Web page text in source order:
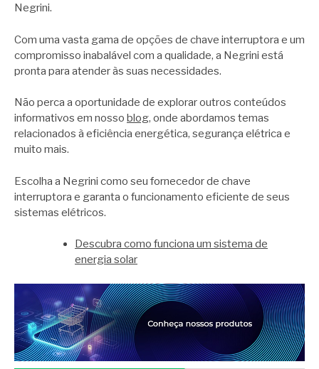
Negrini.
Com uma vasta gama de opções de chave interruptora e um
compromisso inabalável com a qualidade, a Negrini está
pronta para atender às suas necessidades.
Não perca a oportunidade de explorar outros conteúdos
informativos em nosso blog, onde abordamos temas
relacionados à eficiência energética, segurança elétrica e
muito mais.
Escolha a Negrini como seu fornecedor de chave
interruptora e garanta o funcionamento eficiente de seus
sistemas elétricos.
Descubra como funciona um sistema de
energia solar